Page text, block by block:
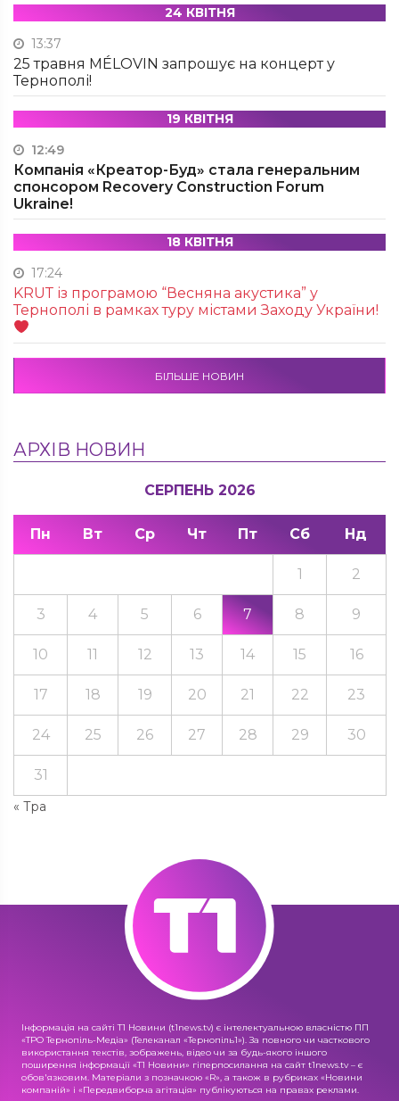
24 КВІТНЯ
13:37
25 травня MÉLOVIN запрошує на концерт у
Тернополі!
19 КВІТНЯ
12:49
Компанія «Креатор-Буд» стала генеральним
спонсором Recovery Construction Forum
Ukraine!
18 КВІТНЯ
17:24
KRUТ із програмою “Весняна акустика” у
Тернополі в рамках туру містами Заходу України!
БІЛЬШЕ НОВИН
АРХІВ НОВИН
СЕРПЕНЬ 2026
Пн Вт Ср Чт Пт Сб Нд
« Тра
1 2
3 4 5 6 7 8 9
10 11 12 13 14 15 16
17 18 19 20 21 22 23
24 25 26 27 28 29 30
31
Інформація на сайті Т1 Новини (t1news.tv) є інтелектуальною власністю ПП
«ТРО Тернопіль-Медіа» (Телеканал «Тернопіль1»). За повного чи часткового
використання текстів, зображень, відео чи за будь-якого іншого
поширення інформації «Т1 Новини» гіперпосилання на сайт t1news.tv – є
обов'язковим. Матеріали з позначкою «R», а також в рубриках «Новини
компаній» і «Передвиборча агітація» публікуються на правах реклами.